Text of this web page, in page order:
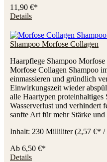
11,90 €*
Details
Shampoo Morfose Collagen
Haarpflege Shampoo
Morfose Collagen Shampoo
einmassieren und gründlich
Einwirkungszeit wieder
alle Haartypen proteinhaltiges
Wasserverlust und verhindert
sanfte Art für mehr Stärke
Inhalt: 230 Milliliter(2,57 €*
Ab 6,50 €*
Details